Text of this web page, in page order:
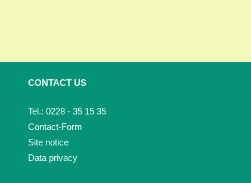
CONTACT US
Tel.: 0228 - 35 15 35
Contact-Form
Site notice
Data privacy